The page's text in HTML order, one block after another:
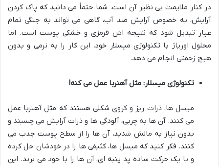
در کنار ملایمت بی نظیر آن است. شما حتماً می دانید که پاک کردن
آرایش، به خصوص آرایش ضد آب، گاهی می تواند به جنگی تمام
عیار تبدیل شود که نتیجه اش قرمزی و خشکی پوست است. اما
محلول اوریاژ با تکنولوژی میسلار خود، این کار را به نرمی و بدون
هیچ زحمتی انجام می دهد.
تکنولوژی میسلار: مثل آهنربا عمل می کنه!
میسل ها، ذرات ریز و کروی شکلی هستند که مثل آهنربا عمل
می کنند. آن ها به چربی، آلودگی ها و ذرات آرایش می چسبند و
بدون نیاز به مالش شدید، آن ها را از سطح پوست جذب می
کنند. فکر کنید که میسل ها، کثیفی ها را در خودشان حل کرده
و با یک حرکت ساده پد پنبه ای، آن ها را با خود می برند. این